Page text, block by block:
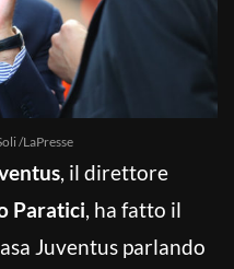
/LaPresse
, il direttore
Paratici, ha fatto il
Juventus parlando